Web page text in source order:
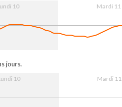
10 Mardi 11
jours.
10 Mardi 11